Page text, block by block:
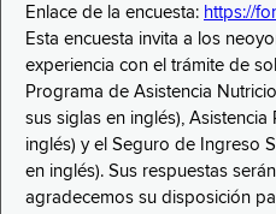
Enlace de la encuesta: https://
Esta encuesta invita a los
experiencia con el trámite de
Programa de Asistencia
sus siglas en inglés),
inglés) y el Seguro de Ingreso
en inglés). Sus respuestas
agradecemos su disposición